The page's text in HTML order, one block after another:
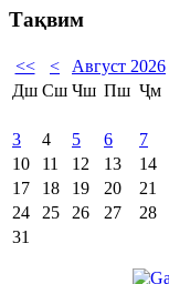
Тақвим
<< < Август 2026
Дш Сш Чш Пш Ҷм
3
4 5 6 7
10
11 12 13 14
17
18 19 20 21
24
25 26 27 28
31